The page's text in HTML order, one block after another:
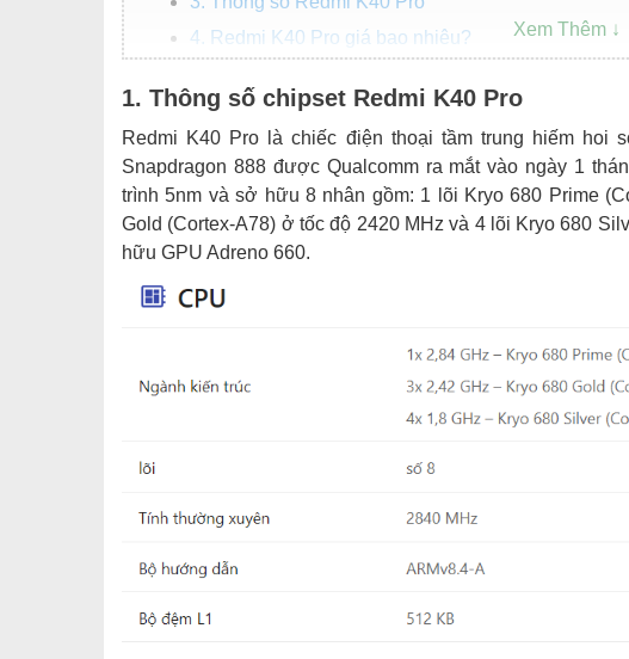
4. Redmi K40 Pro giá bao nhiêu?
1. Thông số chipset Redmi K40 Pro
Redmi K40 Pro là chiếc điện thoại tầm trung hiếm hoi
Snapdragon 888 được Qualcomm ra mắt vào ngày 1
trình 5nm và sở hữu 8 nhân gồm: 1 lõi Kryo 680 Prime
Gold (Cortex-A78) ở tốc độ 2420 MHz và 4 lõi Kryo 680
hữu GPU Adreno 660.